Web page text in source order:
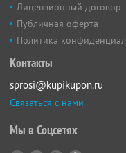
Лицензионный договор
Публичная оферта
Политика
Контакты
sprosi@kupikupon.ru
Связаться с нами
Мы в Соцсетях